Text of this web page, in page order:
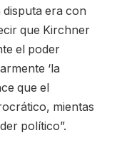
disputa era con
que Kirchner
el poder
‘la
que el
mientas
político”.